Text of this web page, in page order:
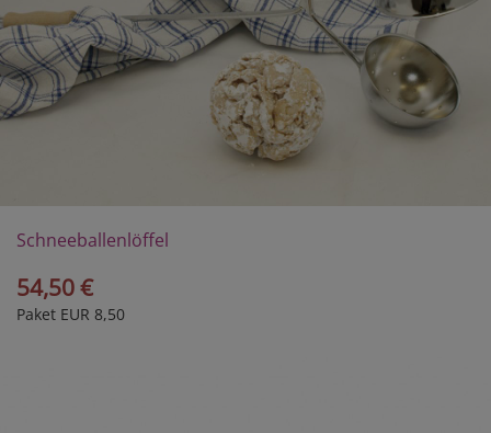
Schneeballenlöffel
54,50 €
Paket EUR 8,50